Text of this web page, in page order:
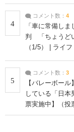
4
コメント数： 4
「車に常備し
判 「ちょうど
（1/5） | ライ
5
コメント数： 3
【バレーボー
している「日本
票実施中】（投